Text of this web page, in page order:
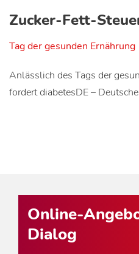
Zucker-Fett-
Tag der gesunden Ernährung
Anlässlich des Tags der
fordert diabetesDE –
Online-
Dialog